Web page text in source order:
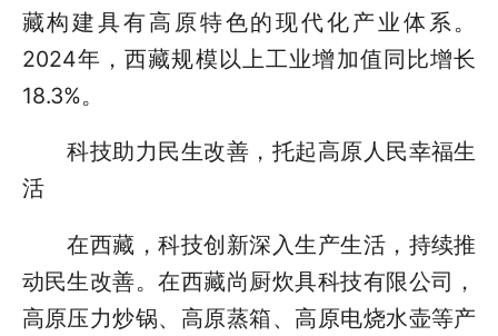
藏构建具有高原特色的现代化产业体系。
2024年，西藏规模以上工业增加值同比增长
18.3%。
科技助力民生改善，托起高原人民幸福生
活
在西藏，科技创新深入生产生活，持续推
动民生改善。在西藏尚厨炊具科技有限公司，
高原压力炒锅、高原蒸箱、高原电烧水壶等产